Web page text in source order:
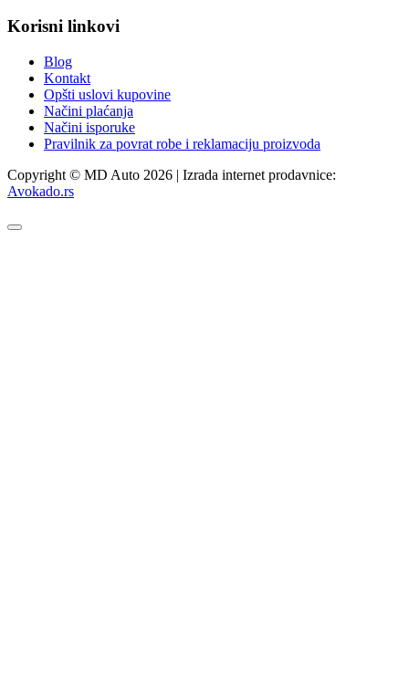
Korisni linkovi
Blog
Kontakt
Opšti uslovi kupovine
Načini plaćanja
Načini isporuke
Pravilnik za povrat robe i reklamaciju proizvoda
Copyright © MD Auto 2026 | Izrada internet prodavnice:
Avokado.rs